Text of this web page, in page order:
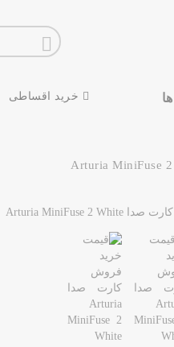
خرید اقساطی
Arturia MiniFuse